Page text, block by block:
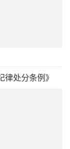
处分条例》